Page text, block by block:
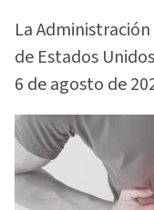
La
de Estados
6 de agosto de